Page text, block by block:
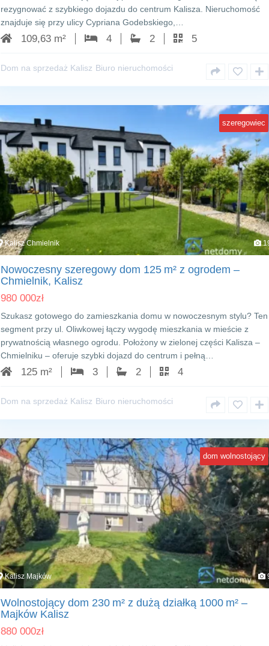
rezygnować z szybkiego dojazdu do centrum Kalisza. Nieruchomość
znajduje się przy ulicy Cypriana Godebskiego,…
109,63 m² 4 2 5
Dom na sprzedaż Kalisz Biuro nieruchomości
szeregowiec
Kalisz Chmielnik
Nowoczesny szeregowy dom 125 m² z ogrodem –
Chmielnik, Kalisz
980 000zł
Szukasz gotowego do zamieszkania domu w nowoczesnym stylu? Ten
segment przy ul. Oliwkowej łączy wygodę mieszkania w mieście z
prywatnością własnego ogrodu. Położony w zielonej części Kalisza –
Chmielniku – oferuje szybki dojazd do centrum i pełną…
125 m² 3 2 4
Dom na sprzedaż Kalisz Biuro nieruchomości
dom wolnostojący
Kalisz Majków
Wolnostojący dom 230 m² z dużą działką 1000 m² –
Majków Kalisz
880 000zł